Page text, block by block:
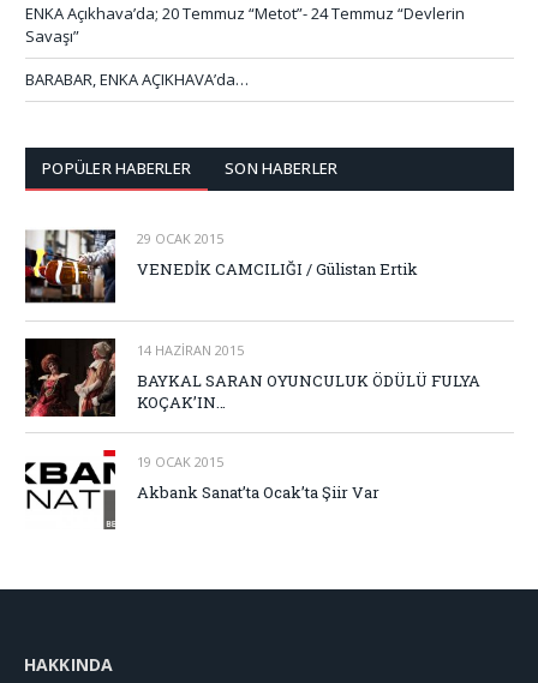
ENKA Açıkhava’da; 20 Temmuz “Metot”- 24 Temmuz “Devlerin
Savaşı”
BARABAR, ENKA AÇIKHAVA’da…
POPÜLER HABERLER SON HABERLER
29 OCAK 2015
VENEDİK CAMCILIĞI / Gülistan Ertik
14 HAZIRAN 2015
BAYKAL SARAN OYUNCULUK ÖDÜLÜ FULYA
KOÇAK’IN…
19 OCAK 2015
Akbank Sanat’ta Ocak’ta Şiir Var
HAKKINDA